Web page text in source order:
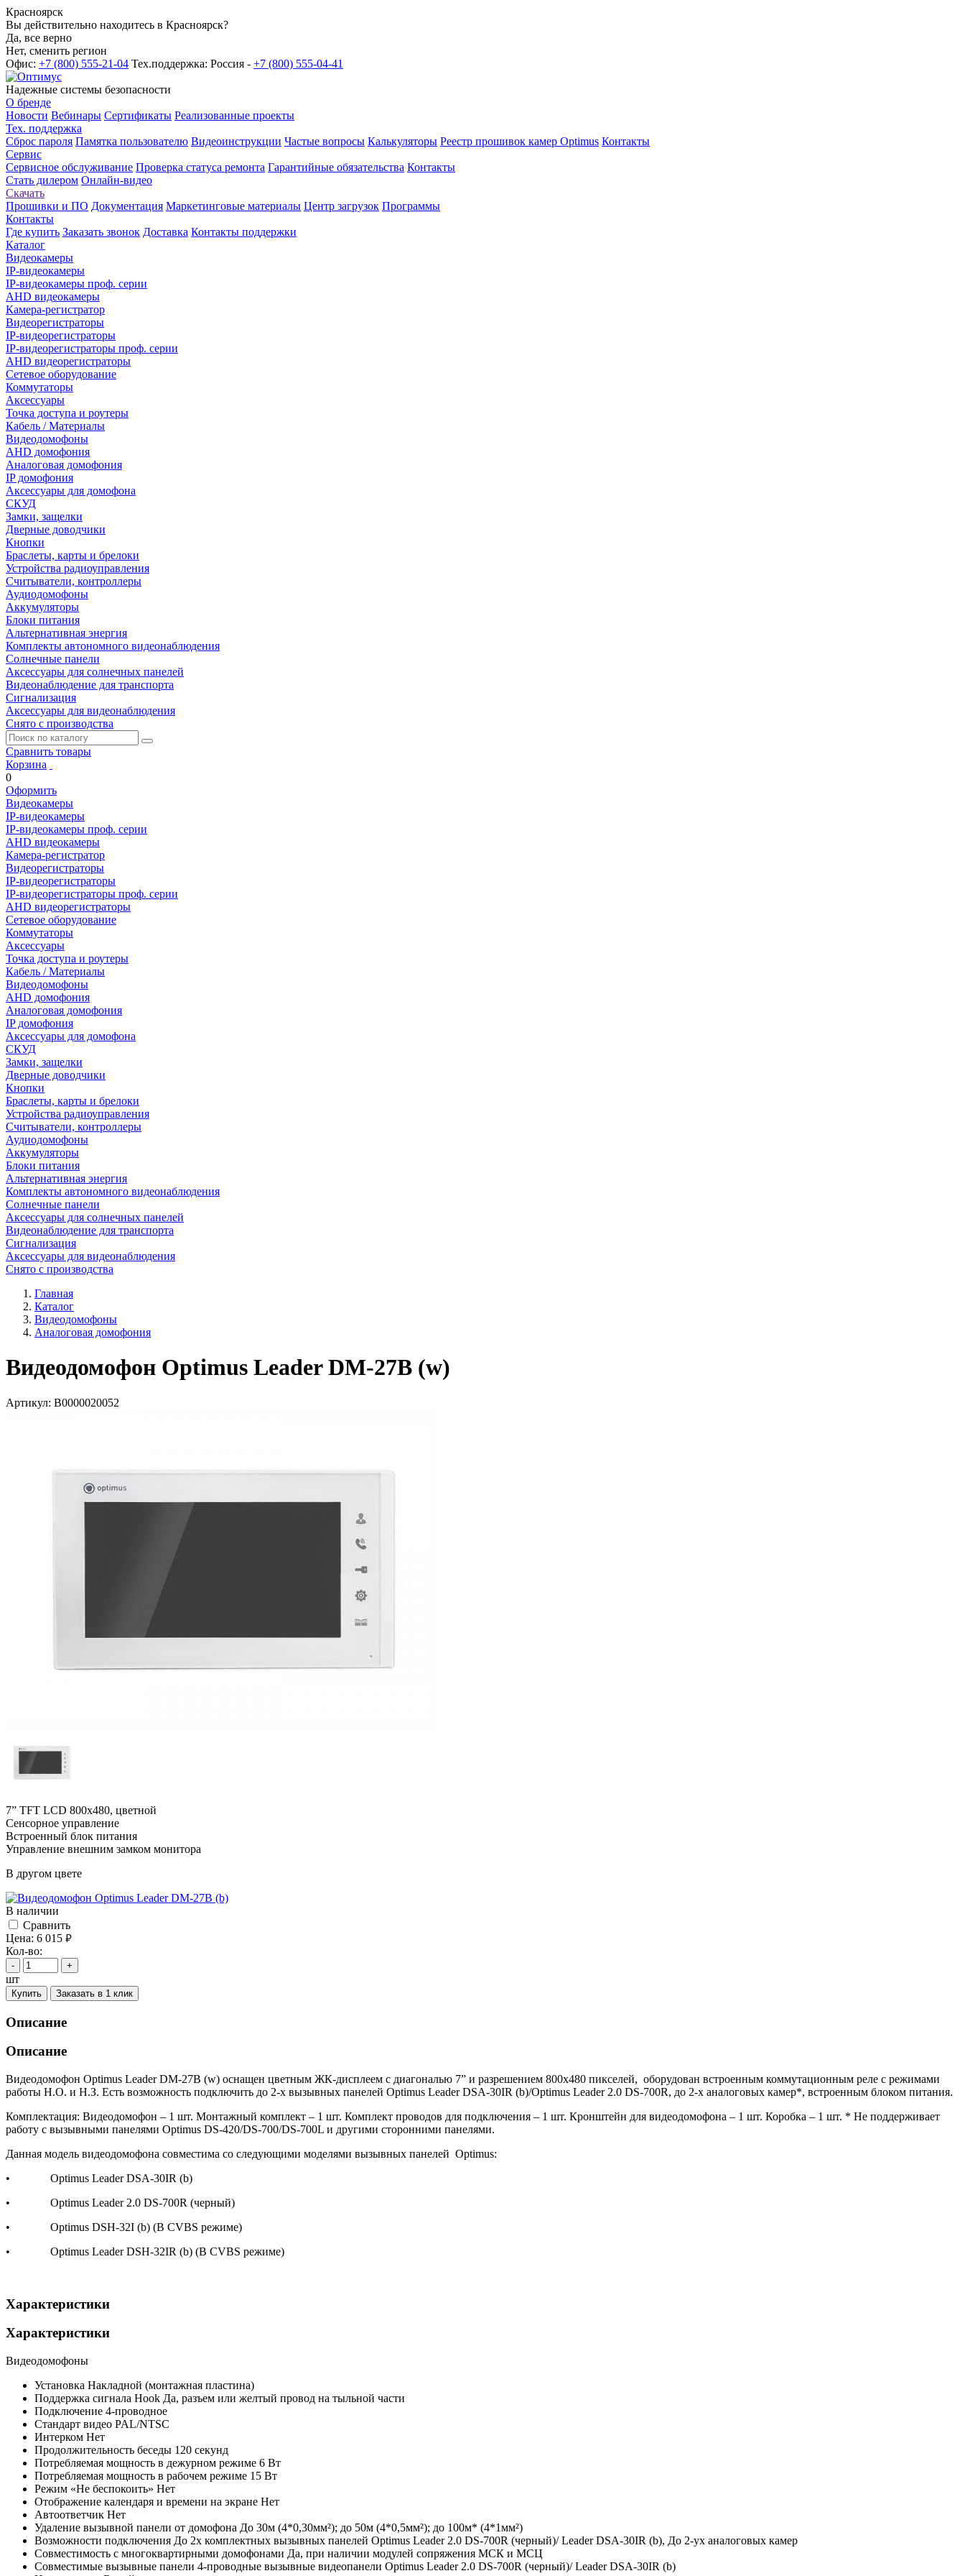
Красноярск
Вы действительно находитесь в Красноярск?
Да, все верно
Нет, сменить регион
Офис: +7 (800) 555-21-04 Тех.поддержка: Россия - +7 (800) 555-04-41
Надежные системы безопасности
О бренде
Новости Вебинары Сертификаты Реализованные проекты
Тех. поддержка
Сброс пароля Памятка пользователю Видеоинструкции Частые вопросы Калькуляторы Реестр прошивок камер Optimus Контакты
Сервис
Сервисное обслуживание Проверка статуса ремонта Гарантийные обязательства Контакты
Стать дилером Онлайн-видео
Скачать
Прошивки и ПО Документация Маркетинговые материалы Центр загрузок Программы
Контакты
Где купить Заказать звонок Доставка Контакты поддержки
Каталог
Видеокамеры
IP-видеокамеры
IP-видеокамеры проф. серии
AHD видеокамеры
Камера-регистратор
Видеорегистраторы
IP-видеорегистраторы
IP-видеорегистраторы проф. серии
AHD видеорегистраторы
Сетевое оборудование
Коммутаторы
Аксессуары
Точка доступа и роутеры
Кабель / Материалы
Видеодомофоны
AHD домофония
Аналоговая домофония
IP домофония
Аксессуары для домофона
СКУД
Замки, защелки
Дверные доводчики
Кнопки
Браслеты, карты и брелоки
Устройства радиоуправления
Считыватели, контроллеры
Аудиодомофоны
Аккумуляторы
Блоки питания
Альтернативная энергия
Комплекты автономного видеонаблюдения
Солнечные панели
Аксессуары для солнечных панелей
Видеонаблюдение для транспорта
Сигнализация
Аксессуары для видеонаблюдения
Снято с производства
Сравнить товары
Корзина
0
Оформить
Видеокамеры
IP-видеокамеры
IP-видеокамеры проф. серии
AHD видеокамеры
Камера-регистратор
Видеорегистраторы
IP-видеорегистраторы
IP-видеорегистраторы проф. серии
AHD видеорегистраторы
Сетевое оборудование
Коммутаторы
Аксессуары
Точка доступа и роутеры
Кабель / Материалы
Видеодомофоны
AHD домофония
Аналоговая домофония
IP домофония
Аксессуары для домофона
СКУД
Замки, защелки
Дверные доводчики
Кнопки
Браслеты, карты и брелоки
Устройства радиоуправления
Считыватели, контроллеры
Аудиодомофоны
Аккумуляторы
Блоки питания
Альтернативная энергия
Комплекты автономного видеонаблюдения
Солнечные панели
Аксессуары для солнечных панелей
Видеонаблюдение для транспорта
Сигнализация
Аксессуары для видеонаблюдения
Снято с производства
Главная
Каталог
Видеодомофоны
Аналоговая домофония
Видеодомофон Optimus Leader DM-27B (w)
Артикул: В0000020052
7” TFT LCD 800х480, цветной
Сенсорное управление
Встроенный блок питания
Управление внешним замком монитора
В другом цвете
В наличии
Cравнить
Цена: 6 015 руб.
Кол-во:
- +
шт
Купить Заказать в 1 клик
Описание
Описание
Видеодомофон Optimus Leader DM-27B (w) оснащен цветным ЖК-дисплеем с диагональю 7” и разрешением 800х480 пикселей, оборудован встроенным коммутационным реле с режимами
работы Н.О. и Н.З. Есть возможность подключить до 2-х вызывных панелей Optimus Leader DSA-30IR (b)/Optimus Leader 2.0 DS-700R, до 2-х аналоговых камер*, встроенным блоком питания.
Комплектация: Видеодомофон – 1 шт. Монтажный комплект – 1 шт. Комплект проводов для подключения – 1 шт. Кронштейн для видеодомофона – 1 шт. Коробка – 1 шт. * Не поддерживает
работу с вызывными панелями Optimus DS-420/DS-700/DS-700L и другими сторонними панелями.
Данная модель видеодомофона совместима со следующими моделями вызывных панелей Optimus:
• Optimus Leader DSA-30IR (b)
• Optimus Leader 2.0 DS-700R (черный)
• Optimus DSH-32I (b) (В CVBS режиме)
• Optimus Leader DSH-32IR (b) (В CVBS режиме)
Характеристики
Характеристики
Видеодомофоны
Установка Накладной (монтажная пластина)
Поддержка сигнала Hook Да, разъем или желтый провод на тыльной части
Подключение 4-проводное
Стандарт видео PAL/NTSC
Интерком Нет
Продолжительность беседы 120 секунд
Потребляемая мощность в дежурном режиме 6 Вт
Потребляемая мощность в рабочем режиме 15 Вт
Режим «Не беспокоить» Нет
Отображение календаря и времени на экране Нет
Автоответчик Нет
Удаление вызывной панели от домофона До 30м (4*0,30мм²); до 50м (4*0,5мм²); до 100м* (4*1мм²)
Возможности подключения До 2х комплектных вызывных панелей Optimus Leader 2.0 DS-700R (черный)/ Leader DSA-30IR (b), До 2-ух аналоговых камер
Совместимость с многоквартирными домофонами Да, при наличии модулей сопряжения МСК и МСЦ
Совместимые вызывные панели 4-проводные вызывные видеопанели Optimus Leader 2.0 DS-700R (черный)/ Leader DSA-30IR (b)